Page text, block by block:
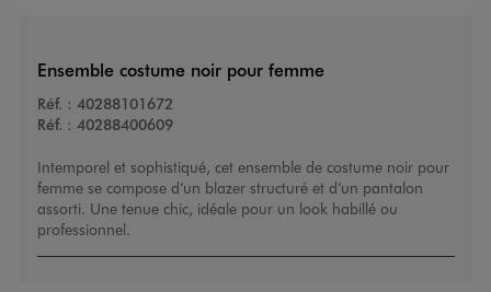
Ensemble costume noir pour femme
Réf. : 40288101672
Réf. : 40288400609
Intemporel et sophistiqué, cet ensemble de costume noir pour
femme se compose d’un blazer structuré et d’un pantalon
assorti. Une tenue chic, idéale pour un look habillé ou
professionnel.